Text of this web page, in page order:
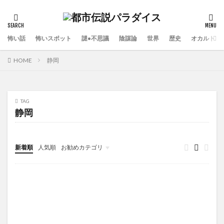
怖い話 怖いスポット 謎•不思議 陰謀論 世界 歴史 オカルト
HOME 静岡
TAG
静岡
新着順 人気順 お勧めカテゴリ
陰謀論
怖い話
怖いスポット
謎•不思議
アニメ